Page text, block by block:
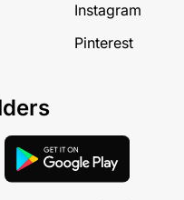
Instagram
Pinterest